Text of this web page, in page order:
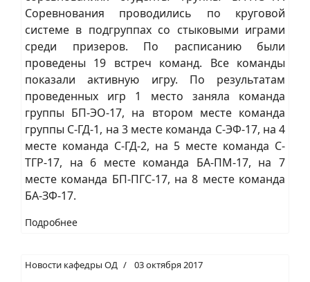
Соревнования проводились по круговой
системе в подгруппах со стыковыми играми
среди призеров. По расписанию были
проведены 19 встреч команд. Все команды
показали активную игру. По результатам
проведенных игр 1 место заняла команда
группы БП-ЭО-17, на втором месте команда
группы С-ГД-1, на 3 месте команда С-ЭФ-17, на 4
месте команда С-ГД-2, на 5 месте команда С-
ТГР-17, на 6 месте команда БА-ПМ-17, на 7
месте команда БП-ПГС-17, на 8 месте команда
БА-ЗФ-17.
Подробнее
Новости кафедры ОД 03 октября 2017